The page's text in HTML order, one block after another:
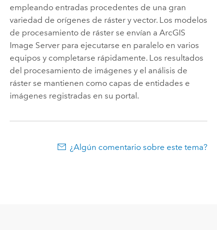
empleando entradas procedentes de una gran
variedad de orígenes de ráster y vector. Los modelos
de procesamiento de ráster se envían a ArcGIS
Image Serverpara ejecutarse en paralelo en varios
equipos y completarse rápidamente. Los resultados
del procesamiento de imágenes y el análisis de
ráster se mantienen como capas de entidades e
imágenes registradas en su portal.
¿Algún comentario sobre este tema?